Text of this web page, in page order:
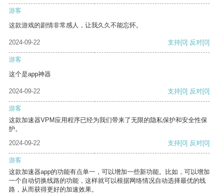
游客
这款游戏的剧情非常感人，让我久久不能忘怀。
2024-09-22 支持[0] 反对[0]
游客
这个是app神器
2024-09-22 支持[0] 反对[0]
游客
这款加速器VPM应用程序已经为我们带来了无限的隐私保护和安全性保
护。
2024-09-22
支持[0] 反对[0]
游客
这款加速器app的功能有点单一，可以增加一些新功能。比如，可以增加
一个自动切换线路的功能，这样就可以根据网络情况自动选择最优的线
路，从而获得更好的加速效果。